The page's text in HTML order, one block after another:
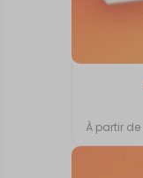
À partir de